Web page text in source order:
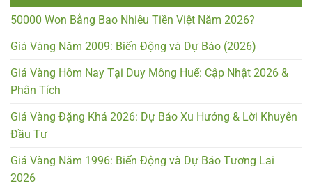
50000 Won Bằng Bao Nhiêu Tiền Việt Năm 2026?
Giá Vàng Năm 2009: Biến Động và Dự Báo (2026)
Giá Vàng Hôm Nay Tại Duy Mông Huế: Cập Nhật 2026 &
Phân Tích
Giá Vàng Đặng Khá 2026: Dự Báo Xu Hướng & Lời Khuyên
Đầu Tư
Giá Vàng Năm 1996: Biến Động và Dự Báo Tương Lai
2026